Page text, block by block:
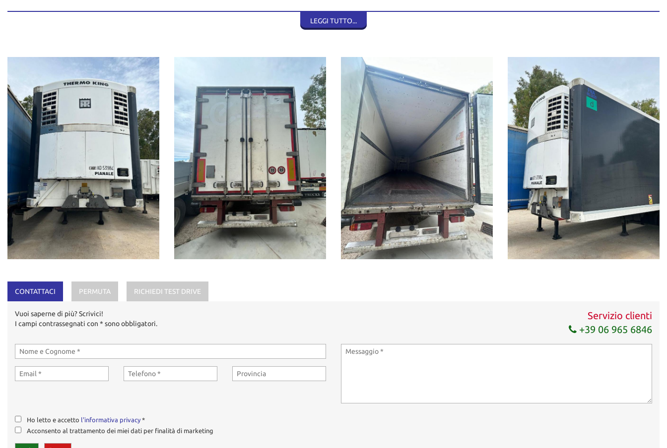
LEGGI TUTTO...
CONTATTACI PERMUTA RICHIEDI TEST DRIVE
Vuoi saperne di più? Scrivici!
I campi contrassegnati con * sono obbligatori.
Servizio clienti
+39 06 965 6846
Ho letto e accetto l'informativa privacy *
Acconsento al trattamento dei miei dati per finalità di marketing